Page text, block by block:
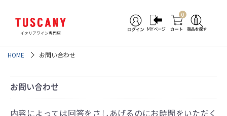
イタリアワイン専門店
0
HOME お問い合わせ
お問い合わせ
内容によっては回答をさしあげるのにお時間をいただく